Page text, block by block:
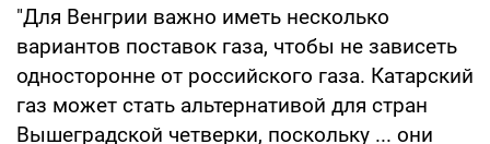
"Для Венгрии важно иметь несколько
вариантов поставок газа, чтобы не зависеть
односторонне от российского газа. Катарский
газ может стать альтернативой для стран
Вышеградской четверки, поскольку ... они